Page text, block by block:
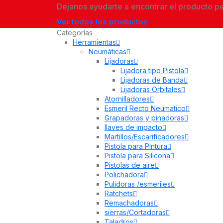
Déjanos ayudarte a encontrar el producto
Ver todos los productos
Categorías
Herramientas
Neumáticas
Lijadoras
Lijadora tipo Pistola
Lijadoras de Banda
Lijadoras Orbitales
Atornilladores
Esmeril Recto Neumatico
Grapadoras y pinadoras
llaves de impacto
Martillos/Escarificadores
Pistola para Pintura
Pistola para Silicona
Pistolas de aire
Polichadora
Pulidoras /esmeriles
Ratchets
Remachadoras
sierras/Cortadoras